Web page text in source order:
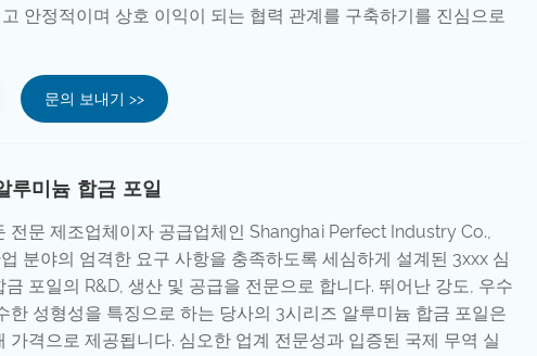
안정적이며 상호 이익이 되는 협력 관계를 구축하기를 진심으로
문의 보내기 >>
루미늄 합금 포일
전문 제조업체이자 공급업체인 Shanghai Perfect Industry Co.,
분야의 엄격한 요구 사항을 충족하도록 세심하게 설계된 3xxx 심
포일의 R&D, 생산 및 공급을 전문으로 합니다. 뛰어난 강도, 우수
한 성형성을 특징으로 하는 당사의 3시리즈 알루미늄 합금 포일은
가격으로 제공됩니다. 심오한 업계 전문성과 입증된 국제 무역 실